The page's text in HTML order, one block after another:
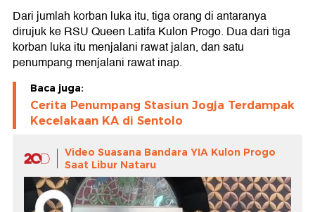
Dari jumlah korban luka itu, tiga orang di antaranya
dirujuk ke RSU Queen Latifa Kulon Progo. Dua dari tiga
korban luka itu menjalani rawat jalan, dan satu
penumpang menjalani rawat inap.
Baca juga:
Cerita Penumpang Stasiun Jogja Terdampak
Kecelakaan KA di Sentolo
Video Suasana Bandara YIA Kulon Progo
Saat Libur Nataru